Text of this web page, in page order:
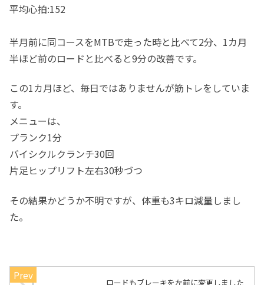
平均心拍:152
半月前に同コースをMTBで走った時と比べて2分、1カ月
半ほど前のロードと比べると9分の改善です。
この1カ月ほど、毎日ではありませんが筋トレをしていま
す。
メニューは、
プランク1分
バイシクルクランチ30回
片足ヒップリフト左右30秒づつ
その結果かどうか不明ですが、体重も3キロ減量しまし
た。
ロードもブレーキを左前に変更しました